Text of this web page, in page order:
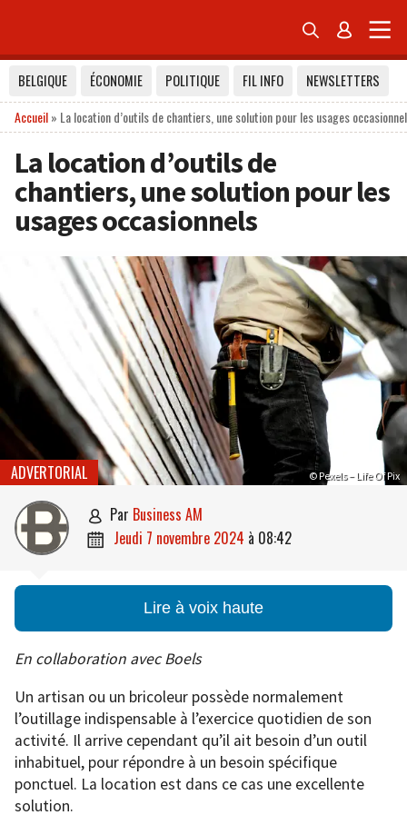
 
BELGIQUE ÉCONOMIE POLITIQUE FIL INFO
NEWSLETTERS
Accueil» La location d’outils de chantiers, une solution pour les usages
La location d’outils de
chantiers, une solution pour les
usages occasionnels
© Pexels – Life Of Pix
ADVERTORIAL
 par Business AM
 jeudi 7 novembre 2024 à 08:42
Lire à voix haute
En collaboration avec Boels
Un artisan ou un bricoleur possède normalement
l’outillage indispensable à l’exercice quotidien de son
activité. Il arrive cependant qu’il ait besoin d’un outil
inhabituel, pour répondre à un besoin spécifique
ponctuel. La location est dans ce cas une excellente
solution.